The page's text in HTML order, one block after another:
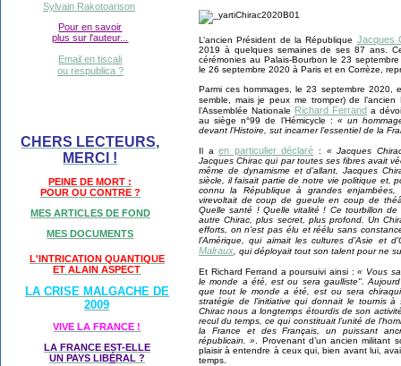
Sylvain Rakotoarison
Pour en savoir
plus sur l'auteur...
Email en tiscali
ou respublica ?
CHERS LECTEURS,
MERCI !
PEINE DE MORT :
POUR OU CONTRE ?
MES ARTICLES DE FOND
MES DOCUMENTS
L'INTRICATION QUANTIQUE
ET ALAIN ASPECT
LA CRISE MALGACHE DE
2009
VIVE LA FRANCE !
LA FRANCE EST-ELLE
UN PAYS LIBÉRAL ?
L’ancien Président de la République Jacques
2019 à quelques semaines de ses 87 ans.
cérémonies au Palais-Bourbon le 23
le 26 septembre 2020 à Paris et en Corrèze,
Parmi ces hommages, le 23 septembre 2020,
semble, mais je peux me tromper) de l’ancien
l’Assemblée Nationale Richard Ferrand a
au siège n°99 de l’Hémicycle : « un
devant l’Histoire, sut incarner l’essentiel de la
Il aen particulier déclaré : « Jacques
Jacques Chirac qui par toutes ses fibres avait
même de dynamisme et d’allant, Jacques
siècle, il faisait partie de notre vie politique et,
connu la République à grandes
virevoltait de coup de gueule en coup de
Quelle santé ! Quelle vitalité ! Ce tourbillon
autre Chirac, plus secret, plus profond. Un
efforts, on n’est pas élu et réélu sans
l’Amérique, qui aimait les cultures d’Asie et
Malraux , qui déployait tout son talent pour ne
Et Richard Ferrand a poursuivi ainsi :« Vous
le monde a été, est ou sera gaulliste".
que tout le monde a été, est ou sera
stratégie de l’initiative qui donnait le tournis
Chirac nous a longtemps étourdis de son
recul du temps, ce qui constituait l’unité de
la France et des Français, un puissant
républicain. »
. Provenant d’un ancien militant
plaisir à entendre à ceux qui, bien avant lui,
temps.